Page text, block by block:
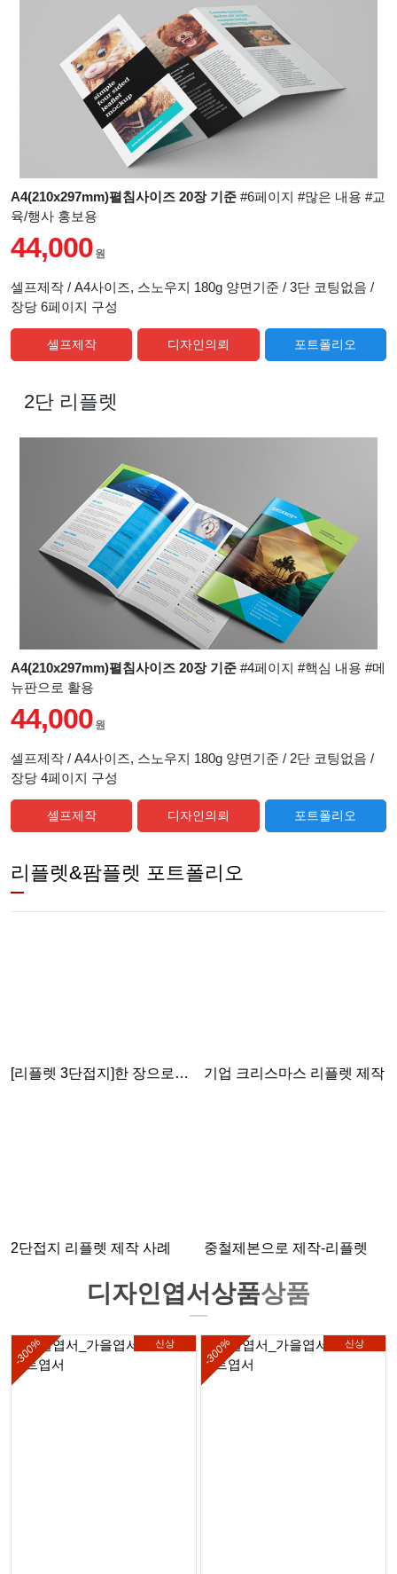
A4(210x297mm)펼침사이즈 20장 기준 #6페이지 #많은 내용 #교
육/행사 홍보용
44,000 원
셀프제작 / A4사이즈, 스노우지 180g 양면기준 / 3단 코팅없음 /
장당 6페이지 구성
셀프제작 디자인의뢰 포트폴리오
2단 리플렛
A4(210x297mm)펼침사이즈 20장 기준 #4페이지 #핵심 내용 #메
뉴판으로 활용
44,000 원
셀프제작 / A4사이즈, 스노우지 180g 양면기준 / 2단 코팅없음 /
장당 4페이지 구성
셀프제작 디자인의뢰 포트폴리오
리플렛&팜플렛 포트폴리오
[리플렛 3단접지]한 장으로
기업 크리스마스 리플렛 제작
2단접지 리플렛 제작 사례 중철제본으로 제작-리플렛
디자인엽서상품상품
신상
-300% 신상
-300%